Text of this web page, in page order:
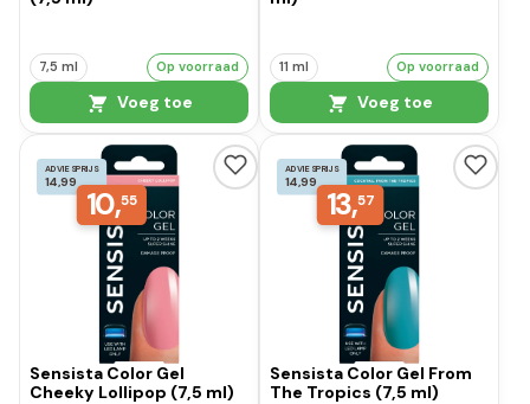
7,5 ml Op voorraad
Voeg toe
11 ml Op voorraad
Voeg toe
ADVIESPRIJS
14,99
10,55
Sensista Color Gel
Cheeky Lollipop (7,5 ml)
ADVIESPRIJS
14,99
13,57
Sensista Color Gel From
The Tropics (7,5 ml)